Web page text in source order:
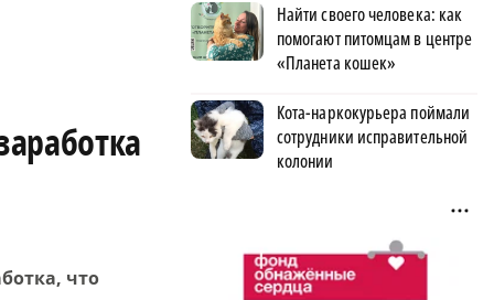
что
Найти своего человека: как
помогают питомцам в центре
«Планета кошек»
Кота-наркокурьера поймали
сотрудники исправительной
колонии